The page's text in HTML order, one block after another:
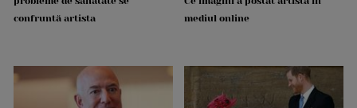
confruntă artista
mediul online